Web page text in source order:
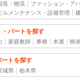
造・物流 ファッション・ア
ルメンテナンス・設備管理
パートを探す
家庭教師 事務 本屋 映
トを探す
城県 栃木県